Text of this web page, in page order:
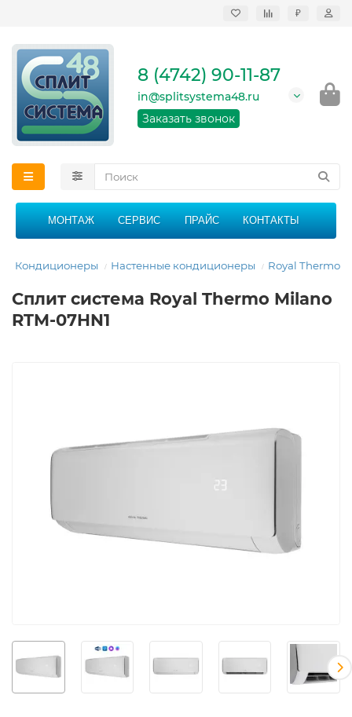
₽
кондиционеров в
области
График работы: 9:00 -
21:00 без перерыва и
8 (4742) 90-11-87
in@splitsystema48.ru
Заказать звонок
МОНТАЖ СЕРВИС ПРАЙС КОНТАКТЫ
Кондиционеры Настенные кондиционеры Royal Thermo
Сплит система Royal Thermo Milano
RTM-07HN1